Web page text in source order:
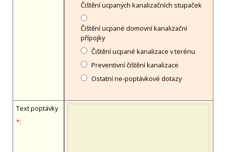
Čištění ucpaných kanalizačních stupaček
Čištění ucpané domovní kanalizační
přípojky
Čištění ucpané kanalizace v terénu
Preventivní čištění kanalizace
Ostatní ne-poptávkové dotazy
Text poptávky
*: